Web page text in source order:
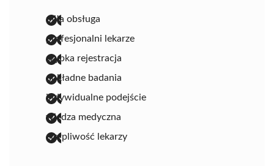
miła obsługa
profesjonalni lekarze
szybka rejestracja
dokładne badania
indywidualne podejście
wiedza medyczna
cierpliwość lekarzy